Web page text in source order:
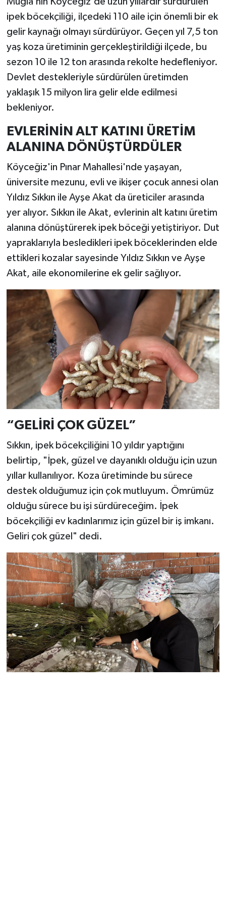
ipek böcekçiliği, ilçedeki 110 aile için önemli bir ek
gelir kaynağı olmayı sürdürüyor. Geçen yıl 7,5 ton
yaş koza üretiminin gerçekleştirildiği ilçede, bu
sezon 10 ile 12 ton arasında rekolte hedefleniyor.
Devlet destekleriyle sürdürülen üretimden
yaklaşık 15 milyon lira gelir elde edilmesi
bekleniyor.
EVLERİNİN ALT KATINI ÜRETİM
ALANINA DÖNÜŞTÜRDÜLER
Köyceğiz'in Pınar Mahallesi'nde yaşayan,
üniversite mezunu, evli ve ikişer çocuk annesi olan
Yıldız Sıkkın ile Ayşe Akat da üreticiler arasında
yer alıyor. Sıkkın ile Akat, evlerinin alt katını üretim
alanına dönüştürerek ipek böceği yetiştiriyor. Dut
yapraklarıyla besledikleri ipek böceklerinden elde
ettikleri kozalar sayesinde Yıldız Sıkkın ve Ayşe
Akat, aile ekonomilerine ek gelir sağlıyor.
“GELİRİ ÇOK GÜZEL”
Sıkkın, ipek böcekçiliğini 10 yıldır yaptığını
belirtip, "İpek, güzel ve dayanıklı olduğu için uzun
yıllar kullanılıyor. Koza üretiminde bu sürece
destek olduğumuz için çok mutluyum. Ömrümüz
olduğu sürece bu işi sürdüreceğim. İpek
böcekçiliği ev kadınlarımız için güzel bir iş imkanı.
Geliri çok güzel" dedi.